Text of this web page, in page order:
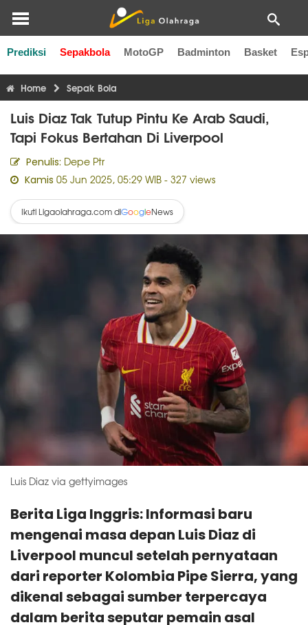
Prediksi Sepakbola MotoGP Badminton Basket
Liga Inggris Liga Italia Liga Spanyol Liga Perancis
Home Sepak Bola
Luis Diaz Tak Tutup Pintu Ke Arab Saudi,
Tapi Fokus Bertahan Di Liverpool
Penulis: Depe Ptr
Kamis 05 Jun 2025, 05:29 WIB - 327 views
Ikuti Ligaolahraga.com diGoogleNews
Luis Diaz via gettyimages
Berita Liga Inggris: Informasi baru
mengenai masa depan Luis Diaz di
Liverpool muncul setelah pernyataan
dari reporter Kolombia Pipe Sierra, yang
dikenal sebagai sumber terpercaya
dalam berita seputar pemain asal